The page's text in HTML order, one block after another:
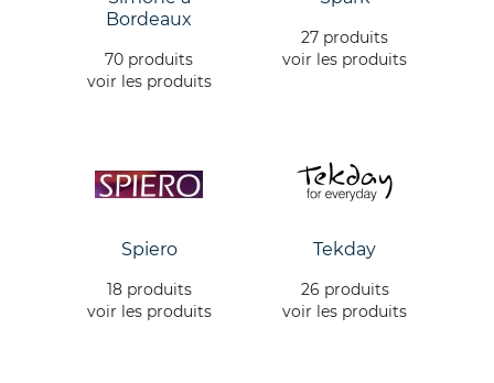
Bordeaux
70 produits
voir les produits
27 produits
voir les produits
Spiero
18 produits
voir les produits
Tekday
26 produits
voir les produits